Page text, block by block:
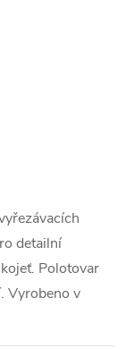
detailní
Polotovar
Vyrobeno v